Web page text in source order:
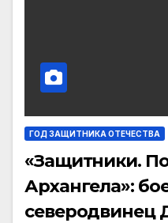
ГОД ЗАЩИТНИКА ОТЕЧЕСТВА
«Защитники.
Архангела»:
северодвинец